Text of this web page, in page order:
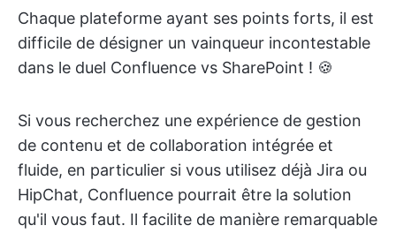
Chaque plateforme ayant ses points forts, il est
difficile de désigner un vainqueur incontestable
dans le duel Confluence vs SharePoint ! 🍪
Si vous recherchez une expérience de gestion
de contenu et de collaboration intégrée et
fluide, en particulier si vous utilisez déjà Jira ou
HipChat, Confluence pourrait être la solution
qu'il vous faut. Il facilite de manière remarquable